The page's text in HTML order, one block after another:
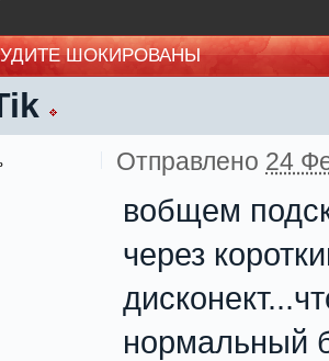
ШОКИРОВАНЫ
Отправлено 24
вобщем
через
нормальный